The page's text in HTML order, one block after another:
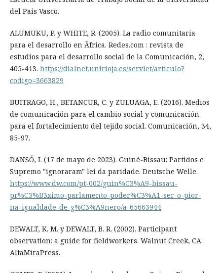
del País Vasco.
ALUMUKU, P. y WHITE, R. (2005). La radio comunitaria
para el desarrollo en Ãfrica. Redes.com : revista de
estudios para el desarrollo social de la Comunicación, 2,
405-413. https://dialnet.unirioja.es/servlet/articulo?
codigo=3663829
BUITRAGO, H., BETANCUR, C. y ZULUAGA, E. (2016). Medios
de comunicación para el cambio social y comunicación
para el fortalecimiento del tejido social. Comunicación, 34,
85-97.
DANSÓ, I. (17 de mayo de 2023). Guiné-Bissau: Partidos e
Supremo "ignoraram" lei da paridade. Deutsche Welle.
https://www.dw.com/pt-002/guin%C3%A9-bissau-
pr%C3%B3ximo-parlamento-poder%C3%A1-ser-o-pior-
na-igualdade-de-g%C3%A9nero/a-65663944
DEWALT, K. M. y DEWALT, B. R. (2002). Participant
observation: a guide for fieldworkers. Walnut Creek, CA:
AltaMiraPress.